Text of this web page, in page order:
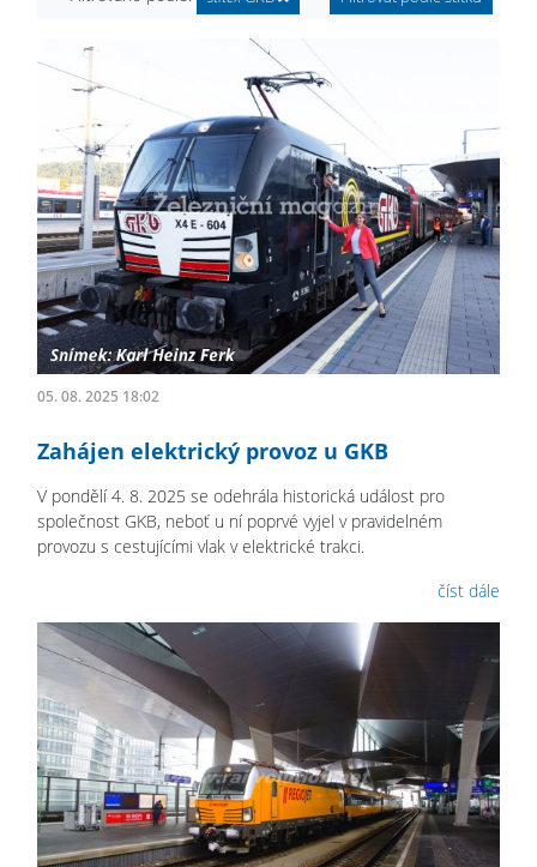
05. 08. 2025 18:02
Zahájen elektrický provoz u GKB
V pondělí 4. 8. 2025 se odehrála historická událost pro
společnost GKB, neboť u ní poprvé vyjel v pravidelném
provozu s cestujícími vlak v elektrické trakci.
číst dále